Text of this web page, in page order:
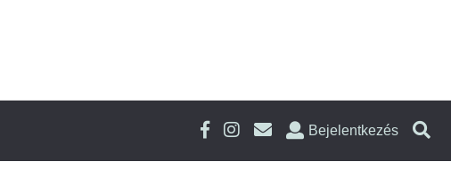
Bejelentkezés